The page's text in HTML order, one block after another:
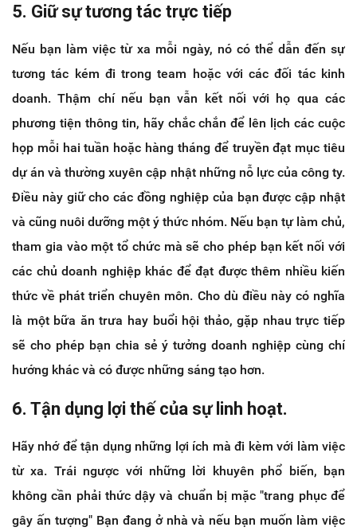
5. Giữ sự tương tác trực tiếp
Nếu bạn làm việc từ xa mỗi ngày, nó có thể dẫn đến sự
tương tác kém đi trong team hoặc với các đối tác kinh
doanh. Thậm chí nếu bạn vẫn kết nối với họ qua các
phương tiện thông tin, hãy chắc chắn để lên lịch các cuộc
họp mỗi hai tuần hoặc hàng tháng để truyền đạt mục tiêu
dự án và thường xuyên cập nhật những nỗ lực của công ty.
Điều này giữ cho các đồng nghiệp của bạn được cập nhật
và cũng nuôi dưỡng một ý thức nhóm. Nếu bạn tự làm chủ,
tham gia vào một tổ chức mà sẽ cho phép bạn kết nối với
các chủ doanh nghiệp khác để đạt được thêm nhiều kiến
thức về phát triển chuyên môn. Cho dù điều này có nghĩa
là một bữa ăn trưa hay buổi hội thảo, gặp nhau trực tiếp
sẽ cho phép bạn chia sẻ ý tưởng doanh nghiệp cùng chí
hướng khác và có được những sáng tạo hơn.
6. Tận dụng lợi thế của sự linh hoạt.
Hãy nhớ để tận dụng những lợi ích mà đi kèm với làm việc
từ xa. Trái ngược với những lời khuyên phổ biến, bạn
không cần phải thức dậy và chuẩn bị mặc "trang phục để
gây ấn tượng" Bạn đang ở nhà và nếu bạn muốn làm việc